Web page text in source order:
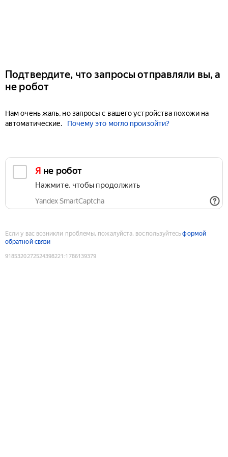
Подтвердите, что запросы отправляли вы, а
не робот
Нам очень жаль, но запросы с вашего устройства похожи на
автоматические.
Почему это могло произойти?
Я не робот
Нажмите, чтобы продолжить
Yandex SmartCaptcha
Если у вас возникли проблемы, пожалуйста, воспользуйтесьформой
обратной связи
9185320272524398221 :1786139379